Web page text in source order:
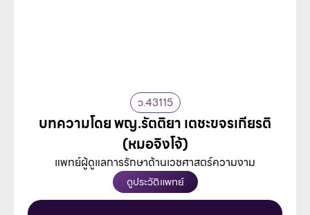
ว.43115
บทความโดย พญ.รัตติยา เตชะขจรเกียรติ
(หมอจิงโจ้)
แพทย์ผู้ดูแลการรักษาด้านเวชศาสตร์ความงาม
ดูประวัติแพทย์